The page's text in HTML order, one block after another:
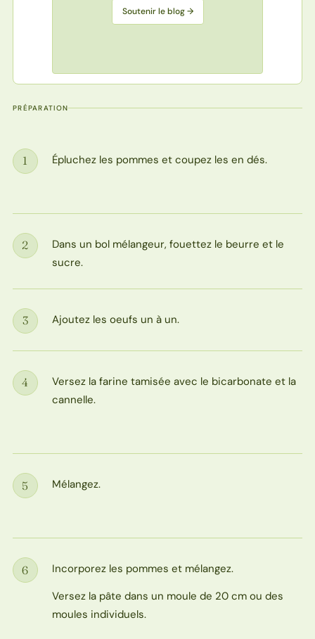
Soutenir le blog →
PRÉPARATION
Étape
1 Épluchez les pommes et coupez les en dés.
Étape
2
Dans un bol mélangeur, fouettez le beurre et le
sucre.
Étape
3 Ajoutez les oeufs un à un.
Étape
4
Versez la farine tamisée avec le bicarbonate et la
cannelle.
Étape
5 Mélangez.
Étape
6
Incorporez les pommes et mélangez.
Versez la pâte dans un moule de 20 cm ou des
moules individuels.